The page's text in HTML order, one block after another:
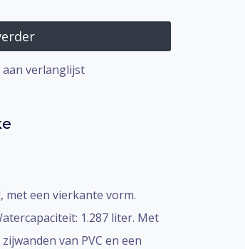
verlanglijst
met een vierkante vorm.
1.287 liter. Met
van PVC en een